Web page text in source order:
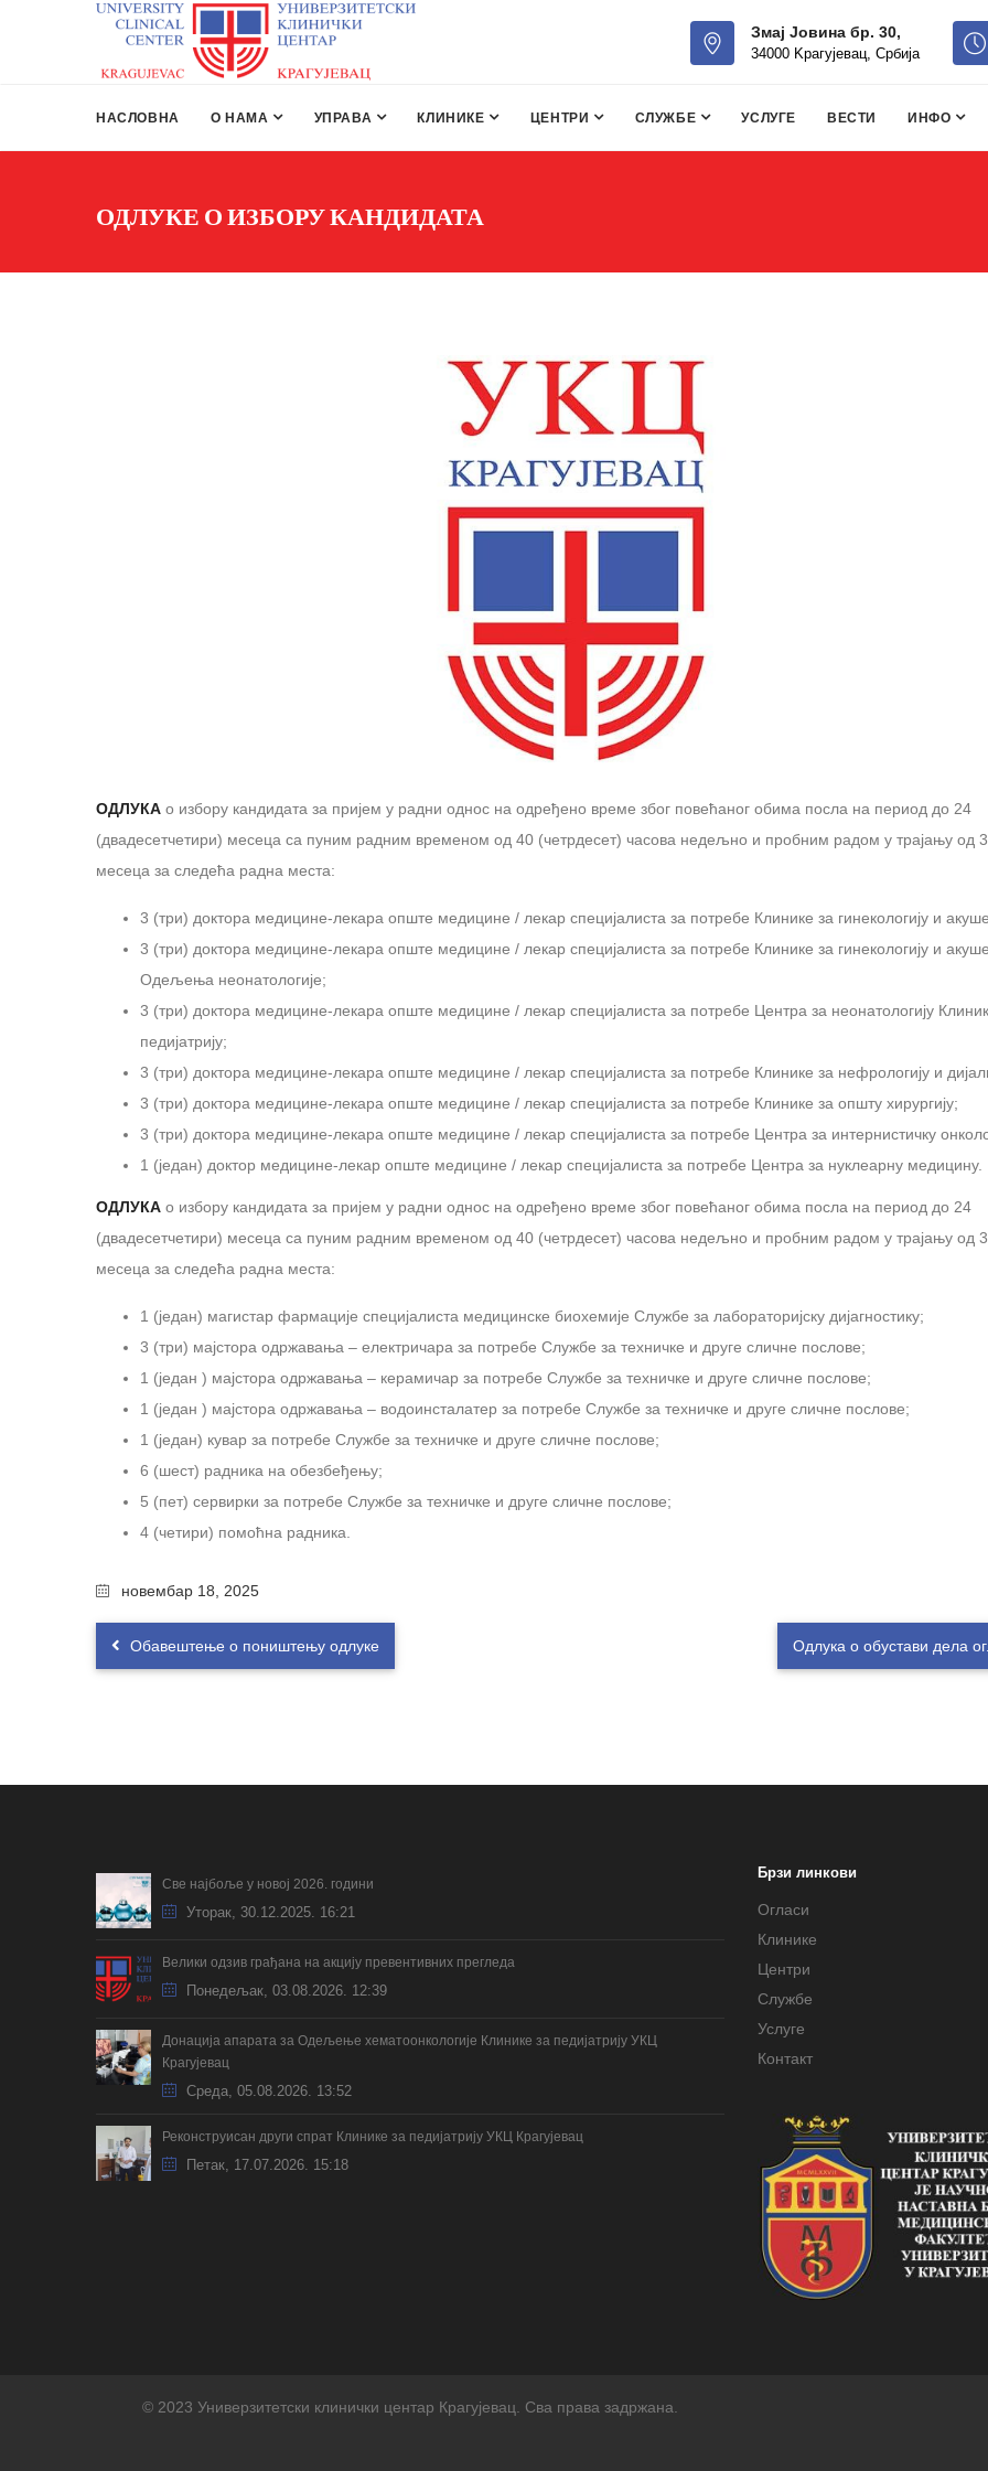
Змај Јовина бр. 30,
34000 Kрагујевац, Србија
НАСЛОВНА О НАМА УПРАВА КЛИНИКЕ ЦЕНТРИ СЛУЖБЕ УСЛУГЕ ВЕСТИ ИНФО
ОДЛУКЕ О ИЗБОРУ КАНДИДАТА
ОДЛУКА о избору кандидата за пријем у радни однос на одређено време због повећаног обима посла на период до 24
(двадесетчетири) месеца са пуним радним временом од 40 (четрдесет) часова недељно и пробним радом у трајању од
месеца за следећа радна места:
3 (три) доктора медицине-лекара опште медицине / лекар специјалиста за потребе Клинике за гинекологију и
3 (три) доктора медицине-лекара опште медицине / лекар специјалиста за потребе Клинике за гинекологију и
Одељења неонатологије;
3 (три) доктора медицине-лекара опште медицине / лекар специјалиста за потребе Центра за неонатологију
педијатрију;
3 (три) доктора медицине-лекара опште медицине / лекар специјалиста за потребе Клинике за нефрологију и
3 (три) доктора медицине-лекара опште медицине / лекар специјалиста за потребе Клинике за општу хирургију;
3 (три) доктора медицине-лекара опште медицине / лекар специјалиста за потребе Центра за интернистичку
1 (један) доктор медицине-лекар опште медицине / лекар специјалиста за потребе Центра за нуклеарну медицину.
ОДЛУКА о избору кандидата за пријем у радни однос на одређено време због повећаног обима посла на период до 24
(двадесетчетири) месеца са пуним радним временом од 40 (четрдесет) часова недељно и пробним радом у трајању од
месеца за следећа радна места:
1 (један) магистар фармације специјалиста медицинске биохемије Службе за лабораторијску дијагностику;
3 (три) мајстора одржавања – електричара за потребе Службе за техничке и друге сличне послове;
1 (један ) мајстора одржавања – керамичар за потребе Службе за техничке и друге сличне послове;
1 (један ) мајстора одржавања – водоинсталатер за потребе Службе за техничке и друге сличне послове;
1 (један) кувар за потребе Службе за техничке и друге сличне послове;
6 (шест) радника на обезбеђењу;
5 (пет) сервирки за потребе Службе за техничке и друге сличне послове;
4 (четири) помоћна радника.
новембар 18, 2025
Обавештење о поништењу одлуке Одлука о обустави дела
Све најбоље у новој 2026. години
Уторак, 30.12.2025. 16:21
Велики одзив грађана на акцију превентивних прегледа
Понедељак, 03.08.2026. 12:39
Донација апарата за Одељење хематоонкологије Клинике за педијатрију УКЦ
Крагујевац
Cреда, 05.08.2026. 13:52
Реконструисан други спрат Клинике за педијатрију УКЦ Крагујевац
Петак, 17.07.2026. 15:18
Брзи линкови
Огласи
Клинике
Центри
Службе
Услуге
Контакт
© 2023 Универзитетски клинички центар Крагујевац. Сва права задржана.